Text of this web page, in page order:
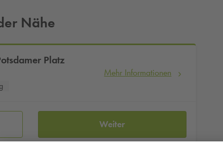
Nähe
Platz
Mehr Informationen
Weiter